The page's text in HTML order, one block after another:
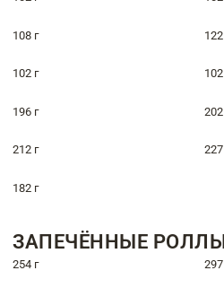
108 г 122
102 г 102
196 г 202
212 г 227
182 г
ЗАПЕЧЁННЫЕ
254 г 297